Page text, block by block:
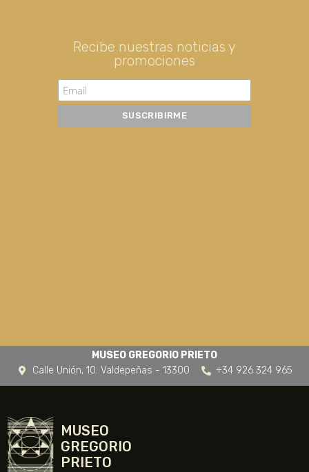
Recibe nuestras noticias y
promociones
MUSEO GREGORIO PRIETO
Calle Unión, 10. Valdepeñas - 13300
+34 926 324 965
MUSEO
GREGORIO
PRIETO